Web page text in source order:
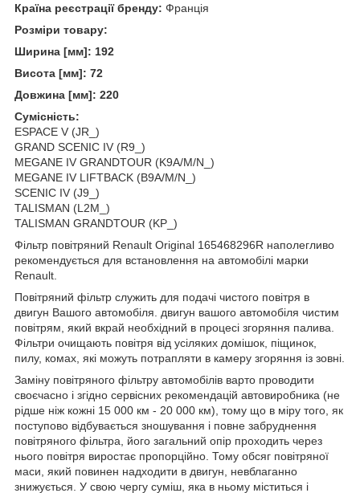
Країна реєстрації бренду: Франція
Розміри товару:
Ширина [мм]: 192
Висота [мм]: 72
Довжина [мм]: 220
Сумісність:
ESPACE V (JR_)
GRAND SCENIC IV (R9_)
MEGANE IV GRANDTOUR (K9A/M/N_)
MEGANE IV LIFTBACK (B9A/M/N_)
SCENIC IV (J9_)
TALISMAN (L2M_)
TALISMAN GRANDTOUR (KP_)
Фільтр повітряний Renault Original 165468296R наполегливо
рекомендується для встановлення на автомобілі марки
Renault.
Повітряний фільтр служить для подачі чистого повітря в
двигун Вашого автомобіля. двигун вашого автомобіля чистим
повітрям, який вкрай необхідний в процесі згоряння палива.
Фільтри очищають повітря від усіляких домішок, піщинок,
пилу, комах, які можуть потрапляти в камеру згоряння із зовні.
Заміну повітряного фільтру автомобілів варто проводити
своєчасно і згідно сервісних рекомендацій автовиробника (не
рідше ніж кожні 15 000 км - 20 000 км), тому що в міру того, як
поступово відбувається зношування і повне забруднення
повітряного фільтра, його загальний опір проходить через
нього повітря виростає пропорційно. Тому обсяг повітряної
маси, який повинен надходити в двигун, невблаганно
знижується. У свою чергу суміш, яка в ньому міститься і